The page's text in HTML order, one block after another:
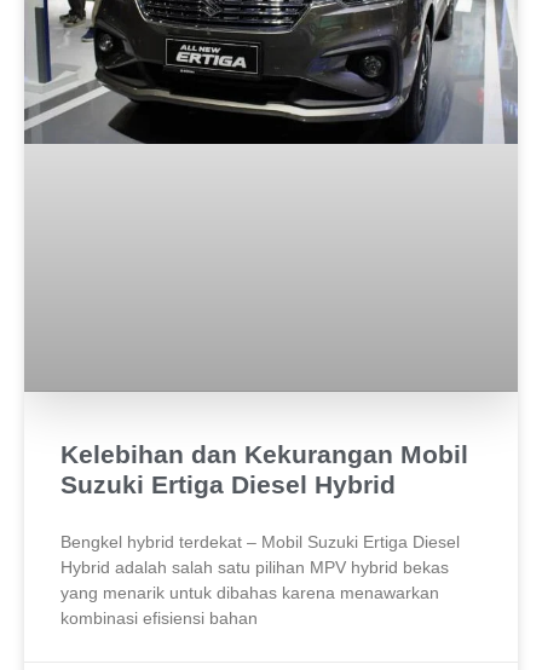
Kelebihan dan Kekurangan Mobil
Suzuki Ertiga Diesel Hybrid
Bengkel hybrid terdekat – Mobil Suzuki Ertiga Diesel
Hybrid adalah salah satu pilihan MPV hybrid bekas
yang menarik untuk dibahas karena menawarkan
kombinasi efisiensi bahan